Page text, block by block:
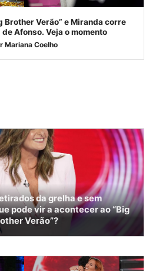
Brother Verão” e Miranda corre
Afonso. Veja o momento
Mariana Coelho
da grelha e sem
pode vir a acontecer ao “Big
Verão”?